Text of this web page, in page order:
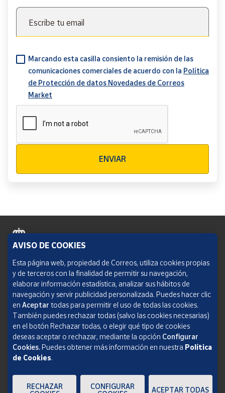
Escribe tu email
Marcando esta casilla consiento la remisión de las
comunicaciones comerciales de acuerdo con la Política
de Protección de datos Novedades de Correos
Market
ENVIAR
Política de cookies
Aviso legal
Condiciones del servicio
Política de Privacidad Web
Informe de transparencia
SOCIEDAD ESTATAL CORREOS Y TELÉGRAFOS, S.A., S.M.E. Todos los derechos
AVISO DE COOKIES
Esta página web, propiedad de Correos, utiliza cookies propias
y de terceros con la finalidad de permitir su navegación,
elaborar información estadística, analizar sus hábitos de
navegación y servir publicidad personalizada. Puedes hacer clic
en Aceptar todas para permitir el uso de todas las cookies.
También puedes rechazar todas (salvo las cookies necesarias)
en el botón Rechazar todas, o elegir qué tipo de cookies
deseas aceptar o rechazar, mediante la opción Configurar
Cookies.Puedes obtener más información en nuestra Política
de Cookies.
RECHAZAR
CONFIGURAR
ACEPTAR TODAS